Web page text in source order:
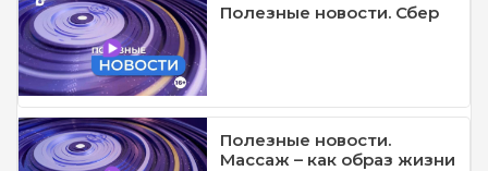
Полезные новости. Сбер
Полезные новости.
Массаж – как образ жизни